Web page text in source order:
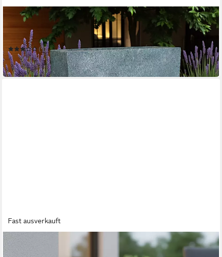
ARNUSA
Gartenbrunnen Springbrunnen mit LED Beleuchtung Regen
Wasserfall Gartendekoration
(1)
169,99 €
in 2-3 Werktagen bei dir
Fast ausverkauft
ARNUSA
Gartenbrunnen Springbrunnen BK911 runder Wasserfall